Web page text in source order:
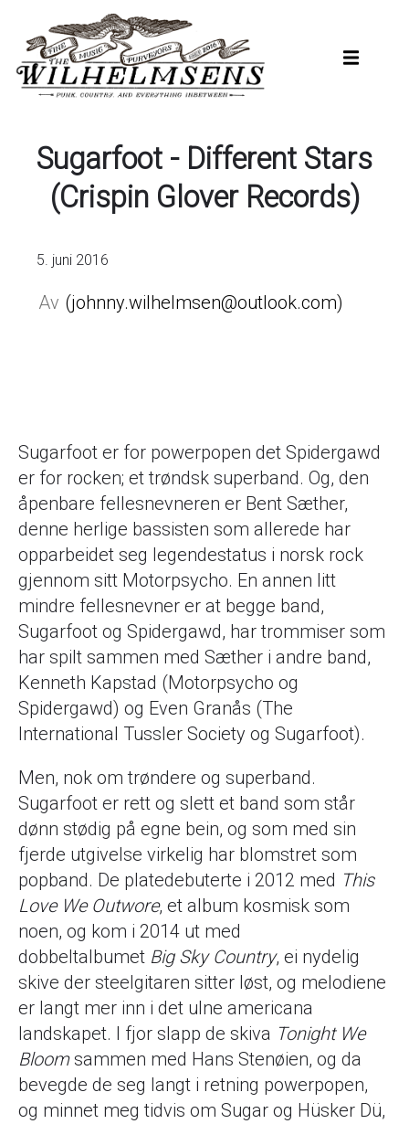
hovedinnhold
Sugarfoot - Different Stars
(Crispin Glover Records)
5. juni 2016
johnny.wilhelmsen@outlook.com
Sugarfoot er for powerpopen det Spidergawd
er for rocken; et trøndsk superband. Og, den
åpenbare fellesnevneren er Bent Sæther,
denne herlige bassisten som allerede har
opparbeidet seg legendestatus i norsk rock
gjennom sitt Motorpsycho. En annen litt
mindre fellesnevner er at begge band,
Sugarfoot og Spidergawd, har trommiser som
har spilt sammen med Sæther i andre band,
Kenneth Kapstad (Motorpsycho og
Spidergawd) og Even Granås (The
International Tussler Society og Sugarfoot).
Men, nok om trøndere og superband.
Sugarfoot er rett og slett et band som står
dønn stødig på egne bein, og som med sin
fjerde utgivelse virkelig har blomstret som
popband. De platedebuterte i 2012 med This
Love We Outwore, et album kosmisk som
noen, og kom i 2014 ut med
dobbeltalbumet Big Sky Country, ei nydelig
skive der steelgitaren sitter løst, og melodiene
er langt mer inn i det ulne americana
landskapet. I fjor slapp de skiva Tonight We
Bloomsammen med Hans Stenøien, og da
bevegde de seg langt i retning powerpopen,
og minnet meg tidvis om Sugar og Hüsker Dü,